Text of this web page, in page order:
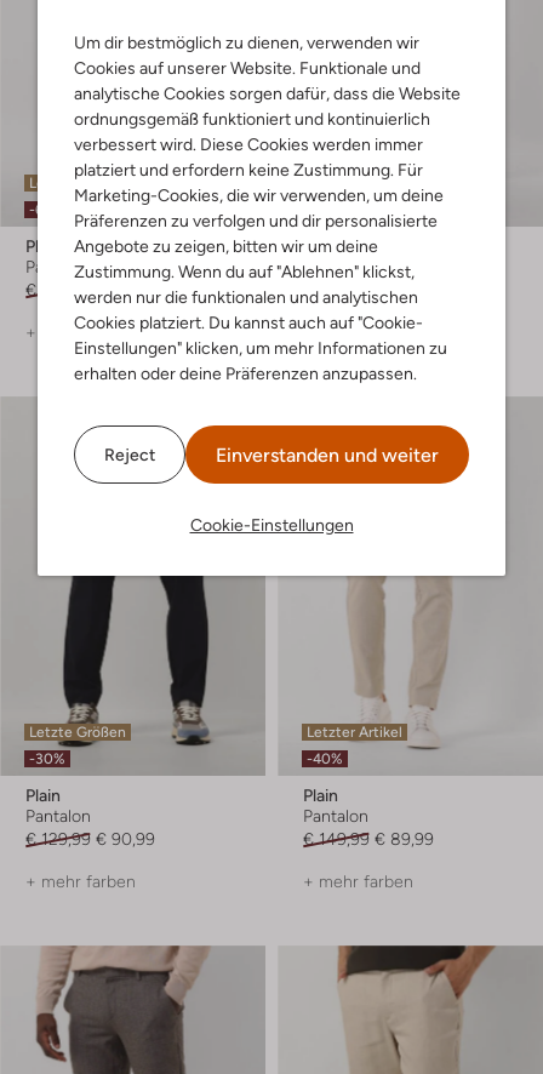
Um dir bestmöglich zu dienen, verwenden wir
Cookies auf unserer Website. Funktionale und
analytische Cookies sorgen dafür, dass die Website
ordnungsgemäß funktioniert und kontinuierlich
verbessert wird. Diese Cookies werden immer
platziert und erfordern keine Zustimmung. Für
Marketing-Cookies, die wir verwenden, um deine
Präferenzen zu verfolgen und dir personalisierte
Angebote zu zeigen, bitten wir um deine
Zustimmung. Wenn du auf "Ablehnen" klickst,
werden nur die funktionalen und analytischen
Cookies platziert. Du kannst auch auf "Cookie-
Einstellungen" klicken, um mehr Informationen zu
erhalten oder deine Präferenzen anzupassen.
Reject Einverstanden und weiter
Cookie-Einstellungen
Letzte Größen
-60%
Plain
Pantalon
€ 139,99 € 55,99
+ mehr farben
Letzter Artikel
Plain
Chino
€ 149,99 € 74,99
+ mehr farben
Letzte Größen
-30%
Plain
Pantalon
€ 129,99 € 90,99
+ mehr farben
Letzter Artikel
-40%
Plain
Pantalon
€ 149,99 € 89,99
+ mehr farben